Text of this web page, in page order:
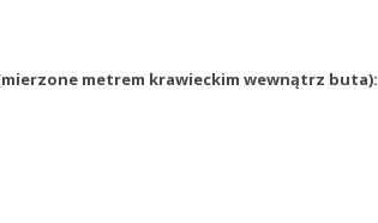
metrem krawieckim wewnątrz buta):